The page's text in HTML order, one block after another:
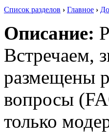
Список разделов › Главное ›
Описание:
Встречаем,
размещены
вопросы
только